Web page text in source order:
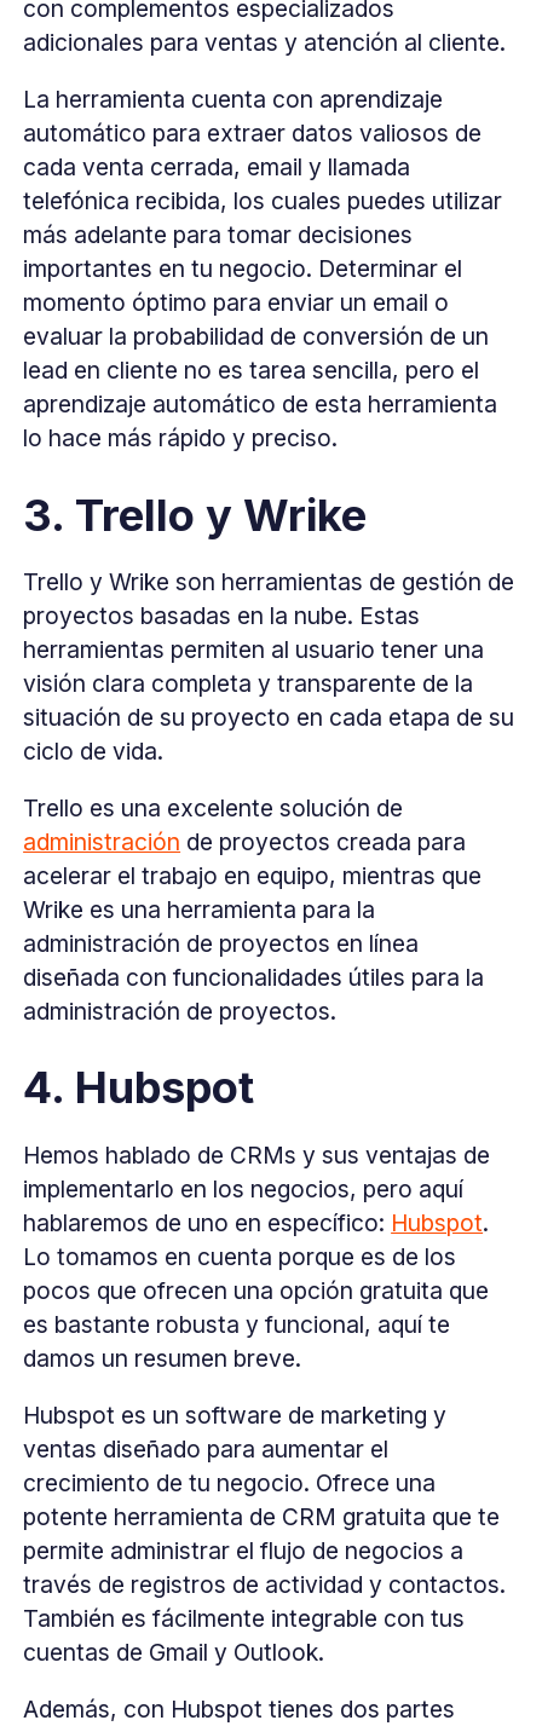
con complementos especializados
adicionales para ventas y atención al cliente.
La herramienta cuenta con aprendizaje
automático para extraer datos valiosos de
cada venta cerrada, email y llamada
telefónica recibida, los cuales puedes utilizar
más adelante para tomar decisiones
importantes en tu negocio. Determinar el
momento óptimo para enviar un email o
evaluar la probabilidad de conversión de un
lead en cliente no es tarea sencilla, pero el
aprendizaje automático de esta herramienta
lo hace más rápido y preciso.
3. Trello y Wrike
Trello y Wrike son herramientas de gestión de
proyectos basadas en la nube. Estas
herramientas permiten al usuario tener una
visión clara completa y transparente de la
situación de su proyecto en cada etapa de su
ciclo de vida.
Trello es una excelente solución de
administración de proyectos creada para
acelerar el trabajo en equipo, mientras que
Wrike es una herramienta para la
administración de proyectos en línea
diseñada con funcionalidades útiles para la
administración de proyectos.
4. Hubspot
Hemos hablado de CRMs y sus ventajas de
implementarlo en los negocios, pero aquí
hablaremos de uno en específico: Hubspot.
Lo tomamos en cuenta porque es de los
pocos que ofrecen una opción gratuita que
es bastante robusta y funcional, aquí te
damos un resumen breve.
Hubspot es un software de marketing y
ventas diseñado para aumentar el
crecimiento de tu negocio. Ofrece una
potente herramienta de CRM gratuita que te
permite administrar el flujo de negocios a
través de registros de actividad y contactos.
También es fácilmente integrable con tus
cuentas de Gmail y Outlook.
Además, con Hubspot tienes dos partes